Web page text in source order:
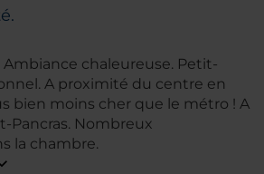
chaleureuse. Petit-
A proximité du centre en
bien moins cher que le métro ! A
Pancras. Nombreux
la chambre.